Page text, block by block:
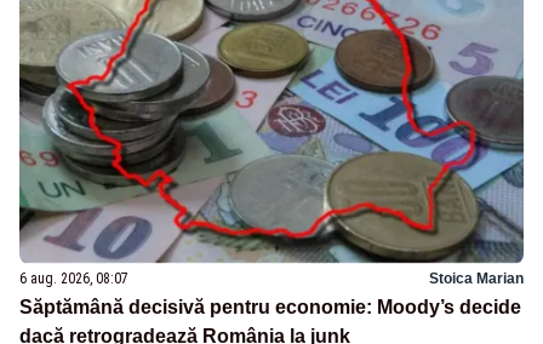
6 aug. 2026, 08:07 Stoica Marian
Săptămână decisivă pentru economie: Moody’s decide
dacă retrogradează România la junk